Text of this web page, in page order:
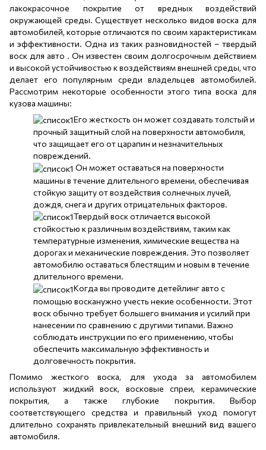
лакокрасочное покрытие от вредных воздействий
окружающей среды. Существует несколько видов воска для
автомобилей, которые отличаются по своим характеристикам
и эффективности. Одна из таких разновидностей – твердый
воск для авто . Он известен своим долгосрочным действием
и высокой устойчивостью к воздействиям внешней среды, что
делает его популярным среди владельцев автомобилей.
Рассмотрим некоторые особенности этого типа воска для
кузова машины:
Его жесткость он может создавать толстый и
прочный защитный слой на поверхности автомобиля,
что защищает его от царапин и незначительных
повреждений.
Он может оставаться на поверхности
машины в течение длительного времени, обеспечивая
стойкую защиту от воздействия солнечных лучей,
дождя, снега и других отрицательных факторов.
Твердый воск отличается высокой
стойкостью к различным воздействиям, таким как
температурные изменения, химические вещества на
дорогах и механические повреждения. Это позволяет
автомобилю оставаться блестящим и новым в течение
длительного времени.
Когда вы проводите детейлинг авто с
помощью восканужно учесть некие особенности. Этот
воск обычно требует большего внимания и усилий при
нанесении по сравнению с другими типами. Важно
соблюдать инструкции по его применению, чтобы
обеспечить максимальную эффективность и
долговечность покрытия.
Помимо жесткого воска, для ухода за автомобилем
используют жидкий воск, восковые спреи, керамические
покрытия, а также глубокие покрытия. Выбор
соответствующего средства и правильный уход помогут
длительно сохранять привлекательный внешний вид вашего
автомобиля.